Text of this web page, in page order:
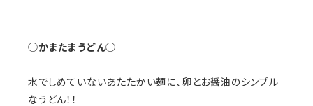
◯かまたまうどん◯
水でしめていないあたたかい麺に、卵とお醤油のシンプル
なうどん！！